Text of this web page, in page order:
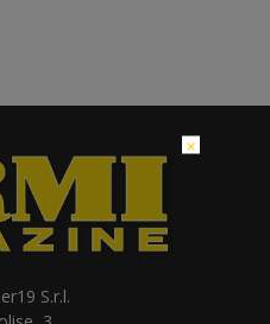
S.r.l.
×